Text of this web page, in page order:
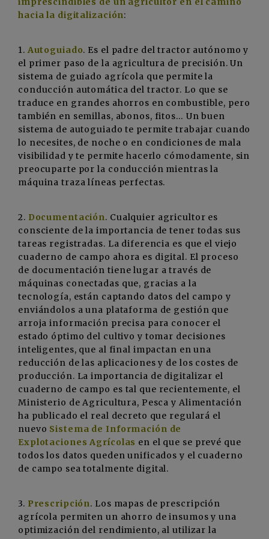
hacia la digitalización:
1. Autoguiado. Es el padre del tractor autónomo y
el primer paso de la agricultura de precisión. Un
sistema de guiado agrícola que permite la
conducción automática del tractor. Lo que se
traduce en grandes ahorros en combustible, pero
también en semillas, abonos, fitos… Un buen
sistema de autoguiado te permite trabajar cuando
lo necesites, de noche o en condiciones de mala
visibilidad y te permite hacerlo cómodamente, sin
preocuparte por la conducción mientras la
máquina traza líneas perfectas.
2. Documentación. Cualquier agricultor es
consciente de la importancia de tener todas sus
tareas registradas. La diferencia es que el viejo
cuaderno de campo ahora es digital. El proceso
de documentación tiene lugar a través de
máquinas conectadas que, gracias a la
tecnología, están captando datos del campo y
enviándolos a una plataforma de gestión que
arroja información precisa para conocer el
estado óptimo del cultivo y tomar decisiones
inteligentes, que al final impactan en una
reducción de las aplicaciones y de los costes de
producción. La importancia de digitalizar el
cuaderno de campo es tal que recientemente, el
Ministerio de Agricultura, Pesca y Alimentación
ha publicado el real decreto que regulará el
nuevo Sistema de Información de
Explotaciones Agrícolas en el que se prevé que
todos los datos queden unificados y el cuaderno
de campo sea totalmente digital.
3. Prescripción. Los mapas de prescripción
agrícola permiten un ahorro de insumos y una
optimización del rendimiento, al utilizar la